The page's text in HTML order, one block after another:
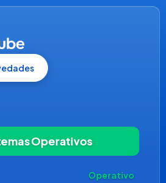
Operativos
Operativo